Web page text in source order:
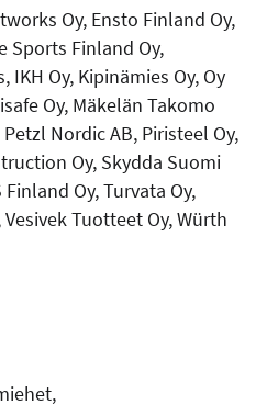
Oy, Ensto Finland Oy,
Sports Finland Oy,
Oy, Kipinämies Oy, Oy
Oy, Mäkelän Takomo
Nordic AB, Piristeel Oy,
Oy, Skydda Suomi
Finland Oy, Turvata Oy,
Tuotteet Oy, Würth